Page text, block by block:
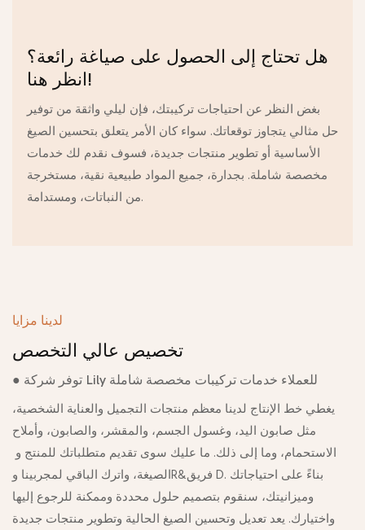
هل تحتاج إلى الحصول على صياغة رائعة؟
انظر هنا!
بغض النظر عن احتياجات تركيبتك، فإن ليلي واثقة من توفير
حل مثالي يتجاوز توقعاتك. سواء كان الأمر يتعلق بتحسين الصيغ
الأساسية أو تطوير منتجات جديدة، فسوف نقدم لك خدمات
مخصصة شاملة. بجدارة، جميع المواد طبيعية نقية، مستخرجة
من النباتات، ومستدامة.
لدينا مزايا
تخصيص عالي التخصص
يغطي خط الإنتاج لدينا معظم منتجات التجميل والعناية الشخصية،
مثل صابون اليد، وغسول الجسم، والمقشر، والصابون، وأملاح
الاستحمام، وما إلى ذلك. ما عليك سوى تقديم متطلباتك للمنتج و
الصيغة، واترك الباقي لمجربينا وR&فريق D. بناءً على احتياجاتك
وميزانيتك، سنقوم بتصميم حلول محددة وممكنة للرجوع إليها
واختيارك. يعد تعديل وتحسين الصيغ الحالية وتطوير منتجات جديدة